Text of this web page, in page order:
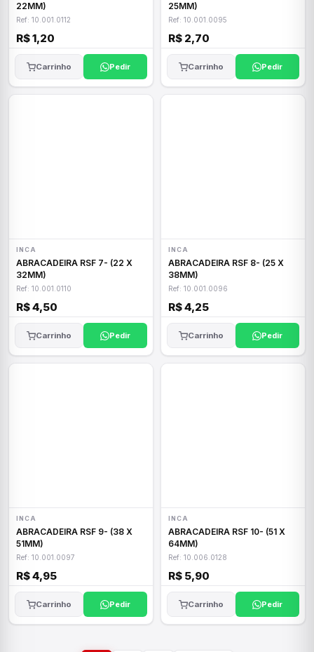
22MM)
Ref: 10.001.0112
R$ 1,20
Carrinho Pedir
25MM)
Ref: 10.001.0095
R$ 2,70
Carrinho Pedir
INCA
ABRACADEIRA RSF 7- (22 X
32MM)
Ref: 10.001.0110
R$ 4,50
Carrinho Pedir
INCA
ABRACADEIRA RSF 8- (25 X
38MM)
Ref: 10.001.0096
R$ 4,25
Carrinho Pedir
INCA
ABRACADEIRA RSF 9- (38 X
51MM)
Ref: 10.001.0097
R$ 4,95
Carrinho Pedir
INCA
ABRACADEIRA RSF 10- (51 X
64MM)
Ref: 10.006.0128
R$ 5,90
Carrinho Pedir